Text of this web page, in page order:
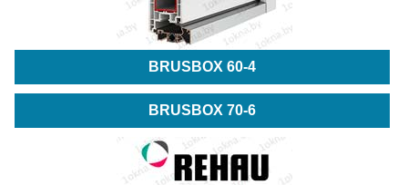
BRUSBOX 60-4
BRUSBOX 70-6